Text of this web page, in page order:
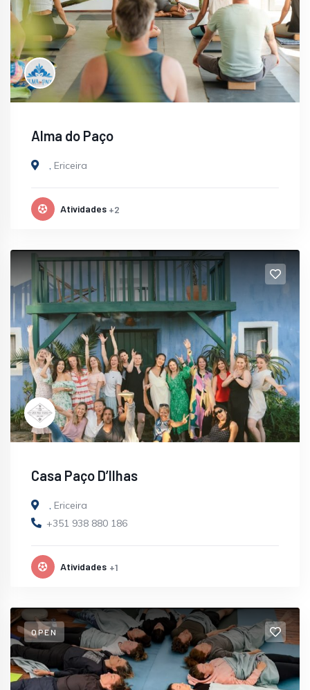
Alma do Paço
Ericeira
Atividades +2
Casa Paço D’Ilhas
, Ericeira
+351 938 880 186
Atividades +1
OPEN